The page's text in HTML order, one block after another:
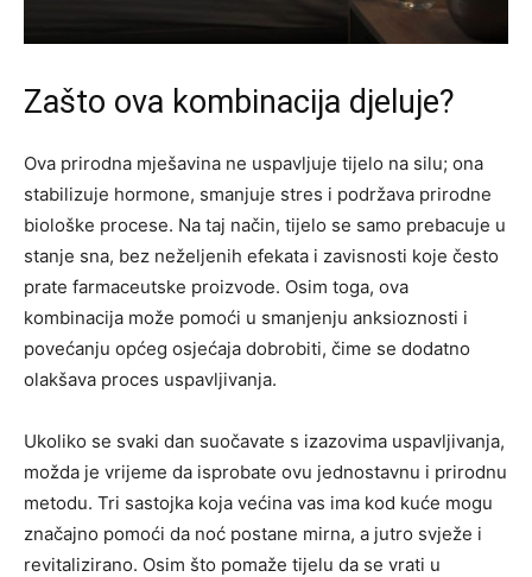
Zašto ova kombinacija djeluje?
Ova prirodna mješavina ne uspavljuje tijelo na silu; ona
stabilizuje hormone, smanjuje stres i podržava prirodne
biološke procese. Na taj način, tijelo se samo prebacuje u
stanje sna, bez neželjenih efekata i zavisnosti koje često
prate farmaceutske proizvode. Osim toga, ova
kombinacija može pomoći u smanjenju anksioznosti i
povećanju općeg osjećaja dobrobiti, čime se dodatno
olakšava proces uspavljivanja.
Ukoliko se svaki dan suočavate s izazovima uspavljivanja,
možda je vrijeme da isprobate ovu jednostavnu i prirodnu
metodu. Tri sastojka koja većina vas ima kod kuće mogu
značajno pomoći da noć postane mirna, a jutro svježe i
revitalizirano. Osim što pomaže tijelu da se vrati u